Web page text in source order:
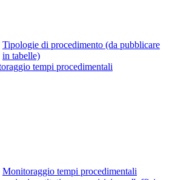
Tipologie di procedimento (da pubblicare
in tabelle)
tempi procedimentali
Monitoraggio tempi procedimentali